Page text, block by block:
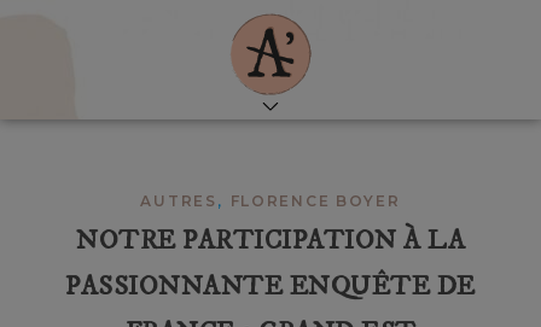
AUTRES , FLORENCE BOYER
NOTRE PARTICIPATION À LA
PASSIONNANTE ENQUÊTE DE